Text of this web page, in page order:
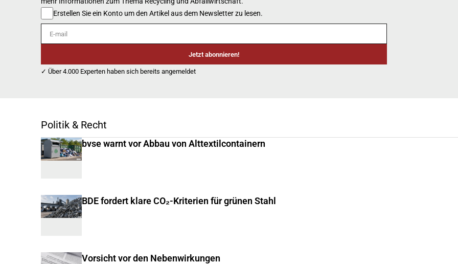
Erstellen Sie ein Konto um den Artikel aus dem Newsletter zu lesen.
E-mail
Jetzt abonnieren!
✓ Über 4.000 Experten haben sich bereits angemeldet
Politik & Recht
bvse warnt vor Abbau von Alttextilcontainern
BDE fordert klare CO₂-Kriterien für grünen Stahl
Vorsicht vor den Nebenwirkungen